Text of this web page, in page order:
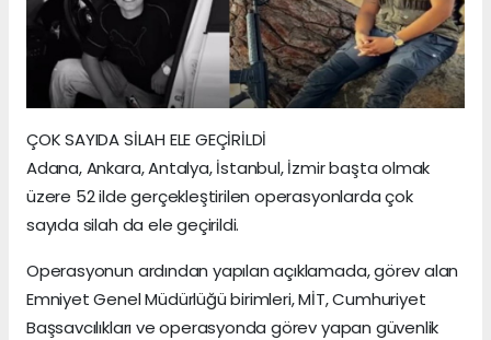
ÇOK SAYIDA SİLAH ELE GEÇİRİLDİ
Adana, Ankara, Antalya, İstanbul, İzmir başta olmak
üzere 52 ilde gerçekleştirilen operasyonlarda çok
sayıda silah da ele geçirildi.
Operasyonun ardından yapılan açıklamada, görev alan
Emniyet Genel Müdürlüğü birimleri, MİT, Cumhuriyet
Başsavcılıkları ve operasyonda görev yapan güvenlik